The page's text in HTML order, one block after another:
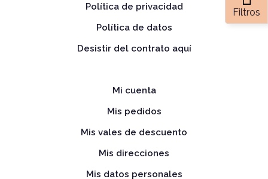
Filtros
Política de privacidad
Política de datos
Desistir del contrato aquí
Mi cuenta
Mis pedidos
Mis vales de descuento
Mis direcciones
Mis datos personales